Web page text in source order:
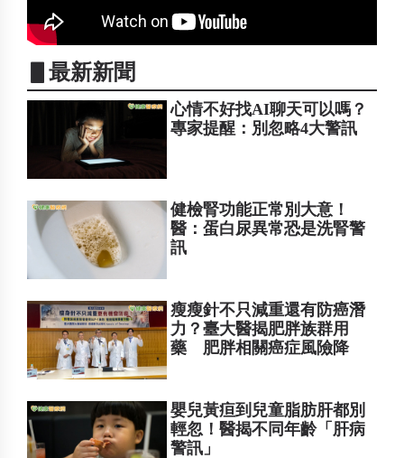
▋最新新聞
心情不好找AI聊天可以嗎？
專家提醒：別忽略4大警訊
健檢腎功能正常別大意！
醫：蛋白尿異常恐是洗腎警
訊
瘦瘦針不只減重還有防癌潛
力？臺大醫揭肥胖族群用
藥 肥胖相關癌症風險降
嬰兒黃疸到兒童脂肪肝都別
輕忽！醫揭不同年齡「肝病
警訊」